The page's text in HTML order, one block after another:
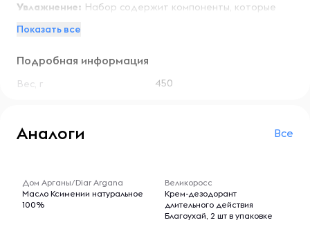
Увлажнение: Набор содержит компоненты, которые
Натуральные ингредиенты:
безопасными для всех типов кожи.
позволяют легко включить их в повседневный уход.
кто хочет улучшить состояние своей кожи и подарить ей
заботу и внимание.
Показать все
Подробная информация
Вес, г 450
Аналоги Все
Дом Арганы/Diar Argana
Масло Ксимении натуральное
100%
Великоросс
Крем-дезодорант
длительного действия
Благоухай, 2 шт в упаковке